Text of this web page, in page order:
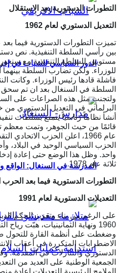
الدور السياسي للشباب في
المدرسة في السنغال: الواقع
التطورات الدستورية بعد الاستقلال
التعديل الدستوري لعام 1962
مستويين للسلطة التنفيذية مع
للوزراء. ولكن تضارب السلطة
فاشلة قادها رئيس الوزراء. وكانت
ولتجنب مثل هذه الصراعات على
أنشأ نظاماً رئاسياً يتمتع بسلطات
قائمًا من حيث الجوهر، وتمت معظم
عام 1966، اعلن الحزب
الحزب السياسي الوحيد في
واحد. وظل هذا الوضع حتى إعادة
ثلاثة عام 1978.
التطورات الدستورية فيما بعد الحرب
التعديلات الدستورية لعام 1991
على الرغم من بناء وتعزيز الحكم
1960 ونهاية الثمانينيات، هبّت
وضغطت على أنظمة القارة للتحول
الاضطرابات المتكررة في أعقاب
الجمعية الوطنية على العديد من
الملامح الرئيسية للتعديلات إعادة